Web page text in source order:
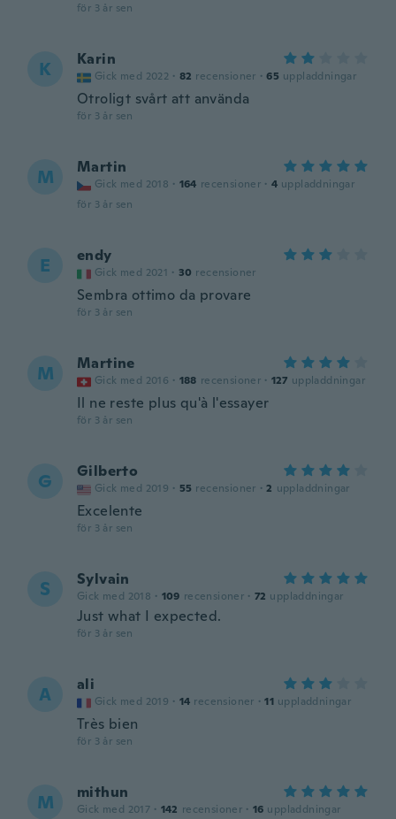
för 3 år sen
K Karin
Gick med 2022 · 82 recensioner · 65 uppladdningar
Otroligt svårt att använda
för 3 år sen
M Martin
Gick med 2018 · 164 recensioner · 4 uppladdningar
för 3 år sen
E endy
Gick med 2021 · 30 recensioner
Sembra ottimo da provare
för 3 år sen
M Martine
Gick med 2016 · 188 recensioner · 127 uppladdningar
Il ne reste plus qu'à l'essayer
för 3 år sen
G Gilberto
Gick med 2019 · 55 recensioner · 2 uppladdningar
Excelente
för 3 år sen
S Sylvain
Gick med 2018 · 109 recensioner · 72 uppladdningar
Just what I expected.
för 3 år sen
A ali
Gick med 2019 · 14 recensioner · 11 uppladdningar
Très bien
för 3 år sen
M mithun
Gick med 2017 · 142 recensioner · 16 uppladdningar